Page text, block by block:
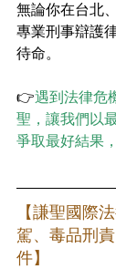
無論你在台北
專業刑事辯護
待命。
👉遇到法律危
聖，讓我們以
爭取最好結果
【謙聖國際
駕、毒品刑
件】